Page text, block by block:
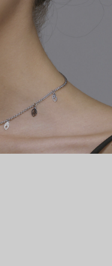
из грубого куска
очертания.